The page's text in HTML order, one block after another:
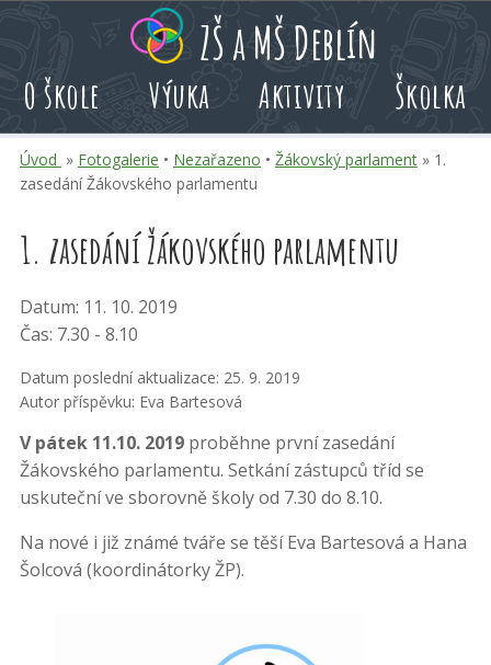
obsah
volby
akcí
ZŠ a MŠ Deblín
O škole Výuka Aktivity Školka
Úvod » Fotogalerie • Nezařazeno • Žákovský parlament» 1.
zasedání Žákovského parlamentu
1. zasedání Žákovského parlamentu
Datum: 11. 10. 2019
Čas: 7.30 - 8.10
Datum poslední aktualizace: 25. 9. 2019
Autor příspěvku: Eva Bartesová
V pátek 11.10. 2019proběhne první zasedání
Žákovského parlamentu. Setkání zástupců tříd se
uskuteční ve sborovně školy od 7.30 do 8.10.
Na nové i již známé tváře se těší Eva Bartesová a Hana
Šolcová (koordinátorky ŽP).